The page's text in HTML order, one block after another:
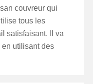
couvreur qui
tous les
satisfaisant. Il va
utilisant des